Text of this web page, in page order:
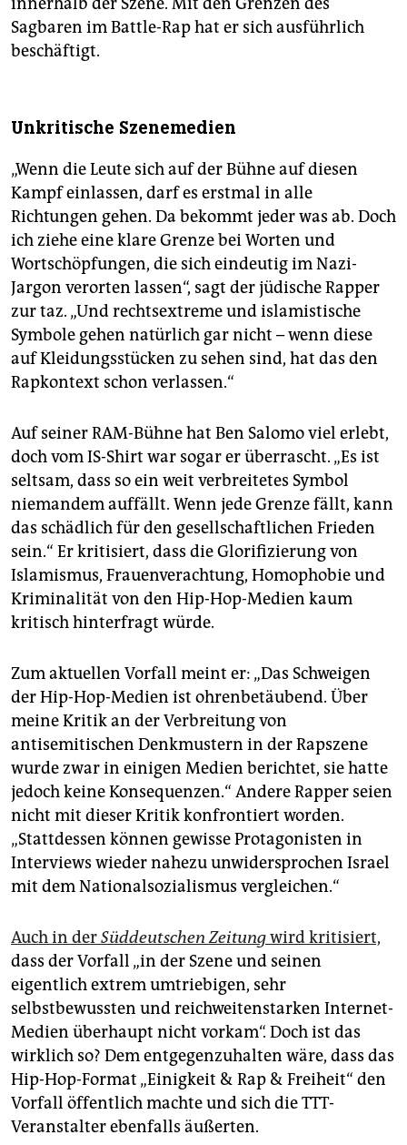
Sagbaren im Battle-Rap hat er sich ausführlich
beschäftigt.
Unkritische Szenemedien
„Wenn die Leute sich auf der Bühne auf diesen
Kampf einlassen, darf es erstmal in alle
Richtungen gehen. Da bekommt jeder was ab. Doch
ich ziehe eine klare Grenze bei Worten und
Wortschöpfungen, die sich eindeutig im Nazi-
Jargon verorten lassen“, sagt der jüdische Rapper
zur taz. „Und rechtsextreme und islamistische
Symbole gehen natürlich gar nicht – wenn diese
auf Kleidungsstücken zu sehen sind, hat das den
Rapkontext schon verlassen.“
Auf seiner RAM-Bühne hat Ben Salomo viel erlebt,
doch vom IS-Shirt war sogar er überrascht. „Es ist
seltsam, dass so ein weit verbreitetes Symbol
niemandem auffällt. Wenn jede Grenze fällt, kann
das schädlich für den gesellschaftlichen Frieden
sein.“ Er kritisiert, dass die Glorifizierung von
Islamismus, Frauenverachtung, Homophobie und
Kriminalität von den Hip-Hop-Medien kaum
kritisch hinterfragt würde.
Zum aktuellen Vorfall meint er: „Das Schweigen
der Hip-Hop-Medien ist ohrenbetäubend. Über
meine Kritik an der Verbreitung von
antisemitischen Denkmustern in der Rapszene
wurde zwar in einigen Medien berichtet, sie hatte
jedoch keine Konsequenzen.“ Andere Rapper seien
nicht mit dieser Kritik konfrontiert worden.
„Stattdessen können gewisse Protagonisten in
Interviews wieder nahezu unwidersprochen Israel
mit dem Nationalsozialismus vergleichen.“
Auch in derSüddeutschen Zeitungwird kritisiert,
dass der Vorfall „in der Szene und seinen
eigentlich extrem umtriebigen, sehr
selbstbewussten und reichweitenstarken Internet-
Medien überhaupt nicht vorkam“. Doch ist das
wirklich so? Dem entgegenzuhalten wäre, dass das
Hip-Hop-Format „Einigkeit & Rap & Freiheit“ den
Vorfall öffentlich machte und sich die TTT-
Veranstalter ebenfalls äußerten.